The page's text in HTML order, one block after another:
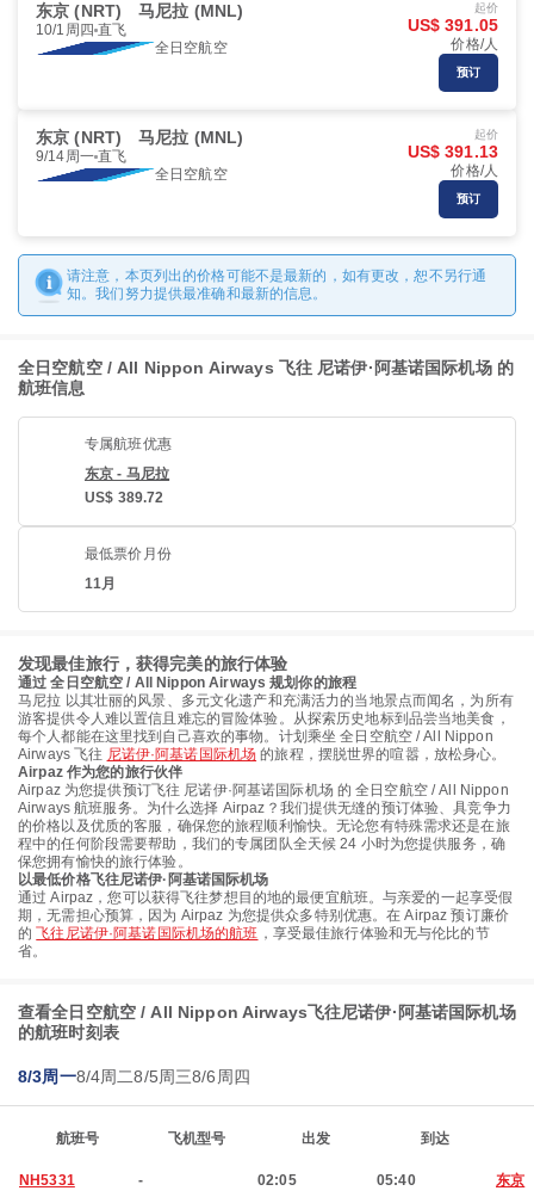
东京 (NRT) 马尼拉 (MNL)
10/1周四 直飞
全日空航空
起价
US$ 391.05
价格/人
预订
东京 (NRT) 马尼拉 (MNL)
9/14周一 直飞
全日空航空
起价
US$ 391.13
价格/人
预订
请注意，本页列出的价格可能不是最新的，如有更改，恕不另行通
知。我们努力提供最准确和最新的信息。
全日空航空 / All Nippon Airways 飞往 尼诺伊·阿基诺国际机场 的
航班信息
专属航班优惠
东京 - 马尼拉
US$ 389.72
最低票价月份
11月
发现最佳旅行，获得完美的旅行体验
通过 全日空航空 / All Nippon Airways 规划你的旅程
马尼拉 以其壮丽的风景、多元文化遗产和充满活力的当地景点而闻名，为所有
游客提供令人难以置信且难忘的冒险体验。从探索历史地标到品尝当地美食，
每个人都能在这里找到自己喜欢的事物。计划乘坐 全日空航空 / All Nippon
Airways 飞往 尼诺伊·阿基诺国际机场 的旅程，摆脱世界的喧嚣，放松身心。
Airpaz 作为您的旅行伙伴
Airpaz 为您提供预订飞往 尼诺伊·阿基诺国际机场 的 全日空航空 / All Nippon
Airways 航班服务。为什么选择 Airpaz？我们提供无缝的预订体验、具竞争力
的价格以及优质的客服，确保您的旅程顺利愉快。无论您有特殊需求还是在旅
程中的任何阶段需要帮助，我们的专属团队全天候 24 小时为您提供服务，确
保您拥有愉快的旅行体验。
以最低价格飞往尼诺伊·阿基诺国际机场
通过 Airpaz，您可以获得飞往梦想目的地的最便宜航班。与亲爱的一起享受假
期，无需担心预算，因为 Airpaz 为您提供众多特别优惠。在 Airpaz 预订廉价
的飞往尼诺伊·阿基诺国际机场的航班 ，享受最佳旅行体验和无与伦比的节
省。
查看全日空航空 / All Nippon Airways飞往尼诺伊·阿基诺国际机场
的航班时刻表
8/3周一8/4周二8/5周三8/6周四
航班号 飞机型号 出发 到达
NH5331 - 02:05 05:40 东京